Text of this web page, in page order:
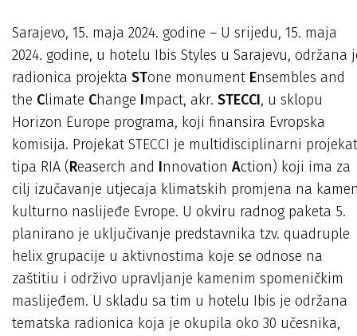
Sarajevo, 15. maja 2024. godine – U srijedu, 15. maja
2024. godine, u hotelu Ibis Styles u Sarajevu, održana
radionica projekta STone monument Ensembles and
the Climate Change Impact, akr. STECCI, u sklopu
Horizon Europe programa, koji finansira Evropska
komisija. Projekat STECCI je multidisciplinarni projekat
tipa RIA (Reaserch and Innovation Action) koji ima za
cilj izučavanje utjecaja klimatskih promjena na
kulturno naslijeđe Evrope. U okviru radnog paketa 5.
planirano je uključivanje predstavnika tzv. quadruple
helix grupacije u aktivnostima koje se odnose na
zaštitiu i održivo upravljanje kamenim spomeničkim
maslijeđem. U skladu sa tim u hotelu Ibis je održana
tematska radionica koja je okupila oko 30 učesnika,